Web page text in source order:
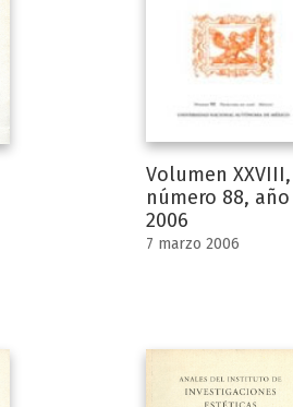
Volumen XXVIII,
número 88, año
2006
7 marzo 2006